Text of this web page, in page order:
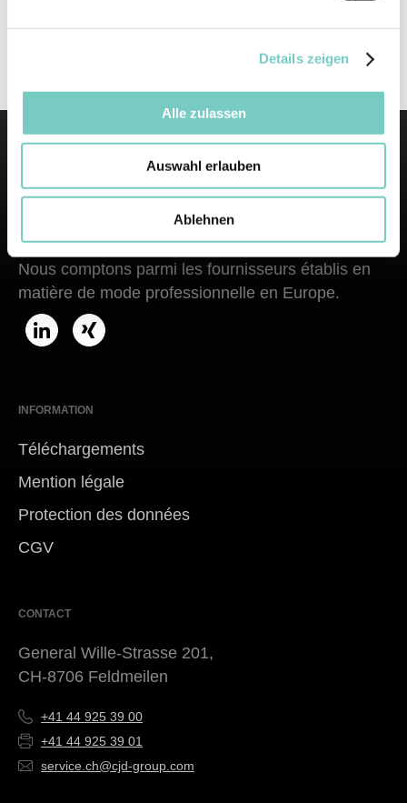
Details zeigen
Alle zulassen
Auswahl erlauben
Ablehnen
1 2 >
Des vêtements de travail depuis 1952.
Nous comptons parmi les fournisseurs établis en
matière de mode professionnelle en Europe.
INFORMATION
Téléchargements
Mention légale
Protection des données
CGV
CONTACT
General Wille-Strasse 201,
CH-8706 Feldmeilen
+41 44 925 39 00
+41 44 925 39 01
service.ch@cjd-group.com